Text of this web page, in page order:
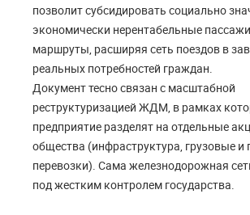
позволит субсидировать социально
экономически нерентабельные
маршруты, расширяя сеть поездов в
реальных потребностей граждан.
Документ тесно связан с масштабной
реструктуризацией ЖДМ, в рамках
предприятие разделят на отдельные
общества (инфраструктура, грузовые и
перевозки). Сама железнодорожная
под жестким контролем государства.